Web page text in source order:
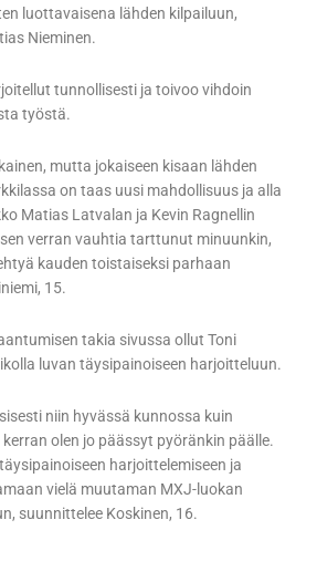
luottavaisena lähden kilpailuun,
Nieminen.
tunnollisesti ja toivoo vihdoin
työstä.
mutta jokaiseen kisaan lähden
on taas uusi mahdollisuus ja alla
Matias Latvalan ja Kevin Ragnellin
verran vauhtia tarttunut minuunkin,
kauden toistaiseksi parhaan
15.
takia sivussa ollut Toni
luvan täysipainoiseen harjoitteluun.
niin hyvässä kunnossa kuin
olen jo päässyt pyöränkin päälle.
harjoittelemiseen ja
vielä muutaman MXJ-luokan
suunnittelee Koskinen, 16.